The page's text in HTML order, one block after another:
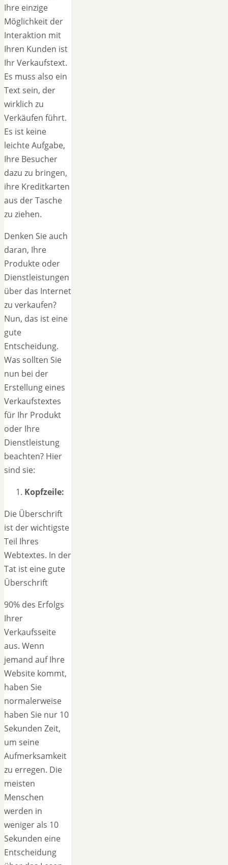
Ihre einzige
Möglichkeit der
Interaktion mit
Ihren Kunden ist
Ihr Verkaufstext.
Es muss also ein
Text sein, der
wirklich zu
Verkäufen führt.
Es ist keine
leichte Aufgabe,
Ihre Besucher
dazu zu bringen,
ihre Kreditkarten
aus der Tasche
zu ziehen.
Denken Sie auch
daran, Ihre
Produkte oder
Dienstleistungen
über das Internet
zu verkaufen?
Nun, das ist eine
gute
Entscheidung.
Was sollten Sie
nun bei der
Erstellung eines
Verkaufstextes
für Ihr Produkt
oder Ihre
Dienstleistung
beachten? Hier
sind sie:
Kopfzeile:
Die Überschrift
ist der wichtigste
Teil Ihres
Webtextes. In der
Tat ist eine gute
Überschrift
90% des Erfolgs
Ihrer
Verkaufsseite
aus. Wenn
jemand auf Ihre
Website kommt,
haben Sie
normalerweise
haben Sie nur 10
Sekunden Zeit,
um seine
Aufmerksamkeit
zu erregen. Die
meisten
Menschen
werden in
weniger als 10
Sekunden eine
Entscheidung